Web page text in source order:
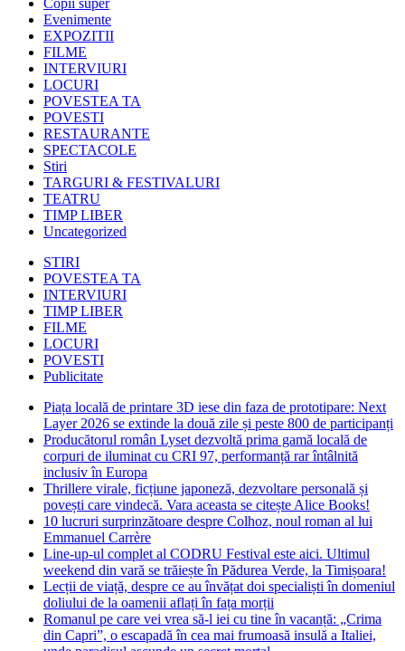
Copii super
Evenimente
EXPOZITII
FILME
INTERVIURI
LOCURI
POVESTEA TA
POVESTI
RESTAURANTE
SPECTACOLE
Stiri
TARGURI & FESTIVALURI
TEATRU
TIMP LIBER
Uncategorized
STIRI
POVESTEA TA
INTERVIURI
TIMP LIBER
FILME
LOCURI
POVESTI
Publicitate
Piața locală de printare 3D iese din faza de prototipare: Next
Layer 2026 se extinde la două zile și peste 800 de participanți
Producătorul român Lyset dezvoltă prima gamă locală de
corpuri de iluminat cu CRI 97, performanță rar întâlnită
inclusiv în Europa
Thrillere virale, ficțiune japoneză, dezvoltare personală și
povești care vindecă. Vara aceasta se citește Alice Books!
10 lucruri surprinzătoare despre Colhoz, noul roman al lui
Emmanuel Carrère
Line-up-ul complet al CODRU Festival este aici. Ultimul
weekend din vară se trăiește în Pădurea Verde, la Timișoara!
Lecții de viață, despre ce au învățat doi specialiști în domeniul
doliului de la oamenii aflați în fața morții
Romanul pe care vei vrea să-l iei cu tine în vacanță: „Crima
din Capri”, o escapadă în cea mai frumoasă insulă a Italiei,